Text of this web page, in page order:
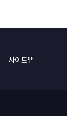
사이트맵